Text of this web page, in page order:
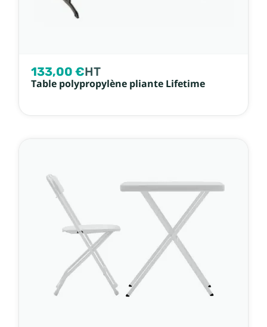
133,00 €HT
Table polypropylène pliante Lifetime